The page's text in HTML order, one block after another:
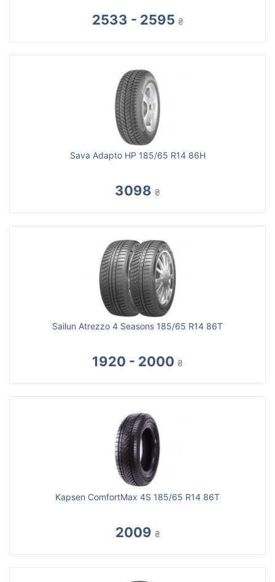
2533 - 2595 ₴
Sava Adapto HP 185/65 R14 86H
3098 ₴
Sailun Atrezzo 4 Seasons 185/65 R14 86T
1920 - 2000 ₴
Kapsen ComfortMax 4S 185/65 R14 86T
2009 ₴